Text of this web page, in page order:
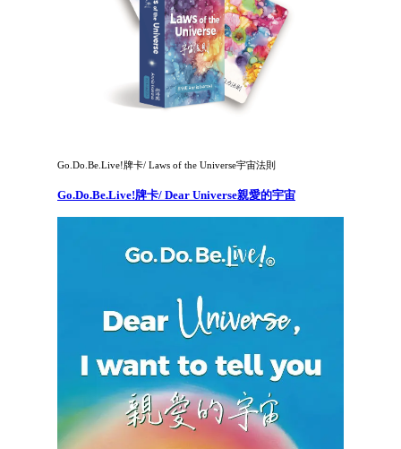
Go.Do.Be.Live!牌卡/ Laws of the Universe宇宙法則
Go.Do.Be.Live!牌卡/ Dear Universe親愛的宇宙